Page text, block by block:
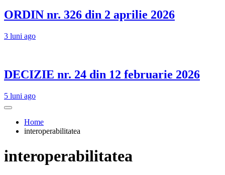
ORDIN nr. 326 din 2 aprilie 2026
3 luni ago
DECIZIE nr. 24 din 12 februarie 2026
5 luni ago
Home
interoperabilitatea
interoperabilitatea